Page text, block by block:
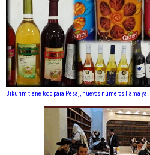
Bikurim tiene todo para Pesaj, nuevos números llama ya !